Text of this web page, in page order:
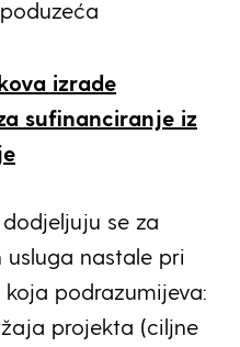
izrade
sufinanciranje iz
se za
nastale pri
podrazumijeva:
projekta (ciljne